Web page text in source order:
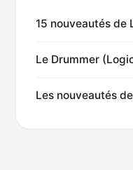
15 nouveautés de
Le Drummer
Les nouveautés